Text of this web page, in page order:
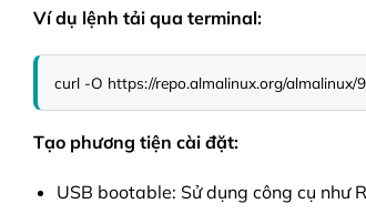
Ví dụ lệnh tải qua terminal:
curl -O https://repo.almalinux.org/
Tạo phương tiện cài đặt:
USB bootable: Sử dụng công cụ như